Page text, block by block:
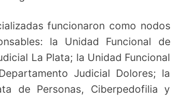
funcionaron como nodos
la Unidad Funcional de
La Plata; la Unidad Funcional
Judicial Dolores; la
de Personas, Ciberpedofilia y